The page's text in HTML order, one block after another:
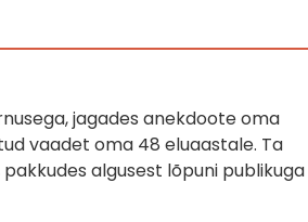
jagades anekdoote oma
vaadet oma 48 eluaastale. Ta
algusest lõpuni publikuga